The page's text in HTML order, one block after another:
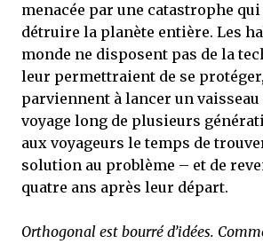
menacée par une catastrophe
détruire la planète entière. Les
monde ne disposent pas de la
leur permettraient de se
parviennent à lancer un
voyage long de plusieurs
aux voyageurs le temps de
solution au problème – et de
quatre ans après leur départ.
Orthogonal est bourré d’idées.